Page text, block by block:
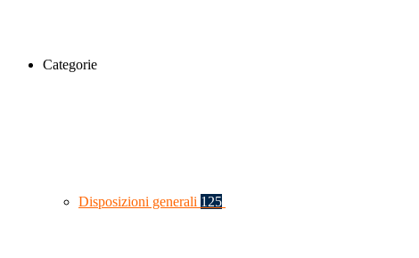
Categorie
Disposizioni generali 125